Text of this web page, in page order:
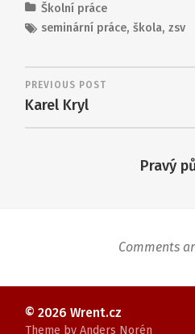
Školní práce
seminární práce,škola,zsv
PREVIOUS POST
Karel Kryl
Pravý
Comments
© 2026Wrent.cz
Theme byAnders Norén